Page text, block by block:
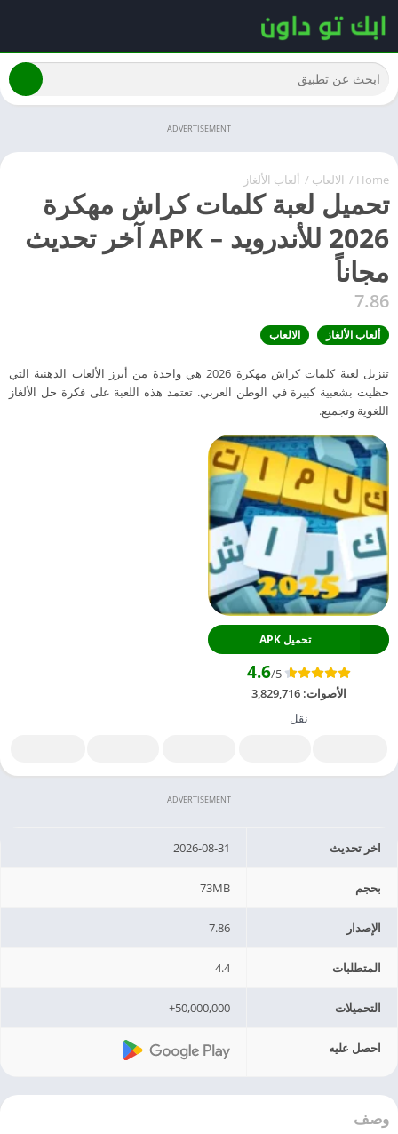
ADVERTISEMENT
Home
/ الالعاب / ألعاب الألغاز
تحميل لعبة كلمات كراش مهكرة
2026 للأندرويد – APK آخر تحديث
مجاناً
7.86
ألعاب الألغاز الالعاب
تنزيل لعبة كلمات كراش مهكرة 2026 هي واحدة من أبرز الألعاب الذهنية التي
حظيت بشعبية كبيرة في الوطن العربي. تعتمد هذه اللعبة على فكرة حل الألغاز
اللغوية وتجميع.
تحميل APK
4.6/5
الأصوات:3,829,716
نقل
ADVERTISEMENT
اخر تحديث 2026-08-31
بحجم 73MB
الإصدار 7.86
المتطلبات 4.4
التحميلات 50,000,000+
احصل عليه
وصف